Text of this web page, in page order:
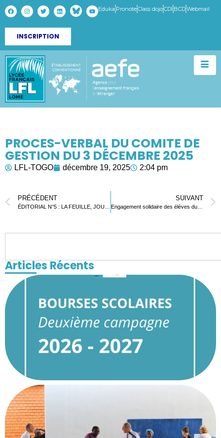
Eduka PronoteClass dojoCDI BCDWebmail
INSCRIPTION
PROCES-VERBAL DU COMITE DE
GESTION DU 3 DÉCEMBRE 2025
LFL-TOGO décembre 19, 2025 2:04 pm
PRÉCÉDENT SUIVANT
Engagement solidaire des élèves du LFL
Articles Récents